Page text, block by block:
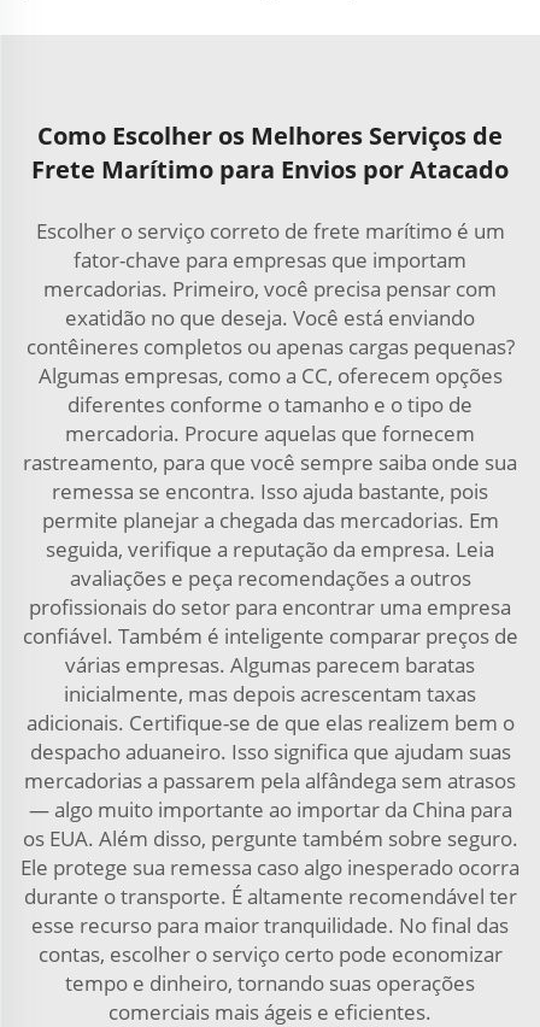
Como Escolher os Melhores Serviços de
Frete Marítimo para Envios por Atacado
Escolher o serviço correto de frete marítimo é um
fator-chave para empresas que importam
mercadorias. Primeiro, você precisa pensar com
exatidão no que deseja. Você está enviando
contêineres completos ou apenas cargas pequenas?
Algumas empresas, como a CC, oferecem opções
diferentes conforme o tamanho e o tipo de
mercadoria. Procure aquelas que fornecem
rastreamento, para que você sempre saiba onde sua
remessa se encontra. Isso ajuda bastante, pois
permite planejar a chegada das mercadorias. Em
seguida, verifique a reputação da empresa. Leia
avaliações e peça recomendações a outros
profissionais do setor para encontrar uma empresa
confiável. Também é inteligente comparar preços de
várias empresas. Algumas parecem baratas
inicialmente, mas depois acrescentam taxas
adicionais. Certifique-se de que elas realizem bem o
despacho aduaneiro. Isso significa que ajudam suas
mercadorias a passarem pela alfândega sem atrasos
— algo muito importante ao importar da China para
os EUA. Além disso, pergunte também sobre seguro.
Ele protege sua remessa caso algo inesperado ocorra
durante o transporte. É altamente recomendável ter
esse recurso para maior tranquilidade. No final das
contas, escolher o serviço certo pode economizar
tempo e dinheiro, tornando suas operações
comerciais mais ágeis e eficientes.